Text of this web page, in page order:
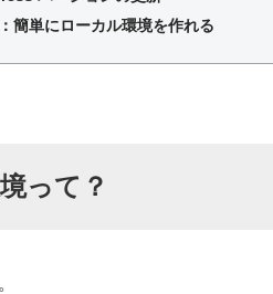
簡単にローカル環境を作れる
って？